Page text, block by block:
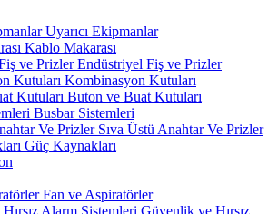
Uyarıcı Ekipmanlar
Kablo Makarası
Endüstriyel Fiş ve Prizler
Kombinasyon Kutuları
Buton ve Buat Kutuları
Busbar Sistemleri
Sıva Üstü Anahtar Ve Prizler
Güç Kaynakları
Fan ve Aspiratörler
Güvenlik ve Hırsız